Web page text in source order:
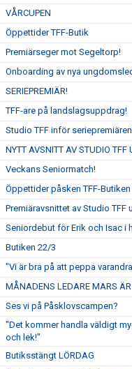
VÅRCUPEN
Öppettider TFF-Butik
Premiärseger mot Segeltorp!
Onboarding av nya
SERIEPREMIÄR!
TFF-are på landslagsuppdrag!
Studio TFF inför
NYTT AVSNITT AV STUDIO TFF
Veckans Seniormatch!
Öppettider påsken TFF-Butiken
Premiäravsnittet av Studio TFF
Seniordebut för Erik och Isac i
Butiken 22/3
"Vi är bra på att peppa
MÅNADENS LEDARE MARS
Ses vi på Påsklovscampen?
"Det kommer handla väldigt
och lek!"
Butiksstängt LÖRDAG